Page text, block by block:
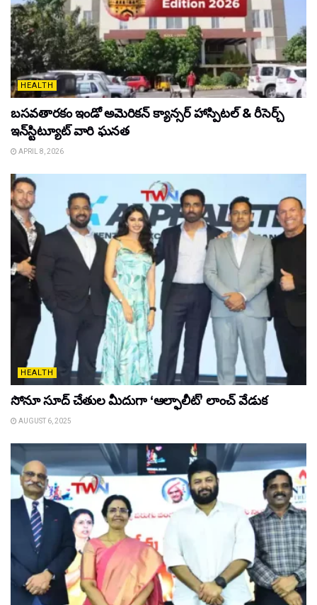
HEALTH
బసవతారకం ఇండో అమెరికన్ క్యాన్సర్ హాస్పిటల్ & రీసెర్చ్
ఇన్‌స్టిట్యూట్ వారి ఘనత
APRIL 8, 2026
HEALTH
సోనూ సూద్ చేతుల మీదుగా ‘ఆల్ఫాలీట్’ లాంచ్ వేడుక
AUGUST 6, 2025